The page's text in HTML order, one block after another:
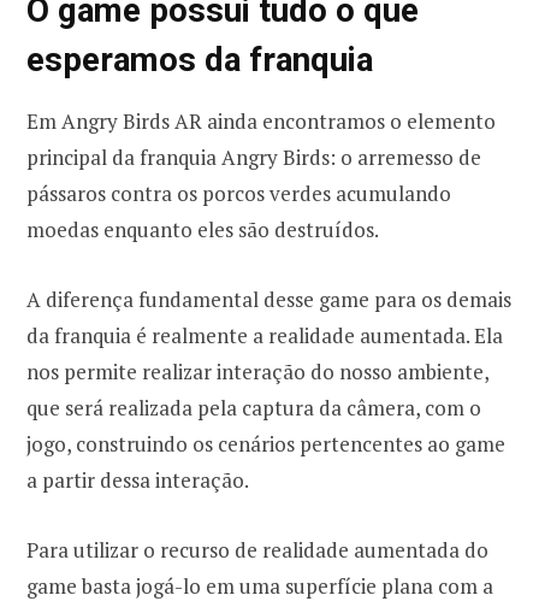
O game possui tudo o que
esperamos da franquia
Em Angry Birds AR ainda encontramos o elemento
principal da franquia Angry Birds: o arremesso de
pássaros contra os porcos verdes acumulando
moedas enquanto eles são destruídos.
A diferença fundamental desse game para os demais
da franquia é realmente a realidade aumentada. Ela
nos permite realizar interação do nosso ambiente,
que será realizada pela captura da câmera, com o
jogo, construindo os cenários pertencentes ao game
a partir dessa interação.
Para utilizar o recurso de realidade aumentada do
game basta jogá-lo em uma superfície plana com a